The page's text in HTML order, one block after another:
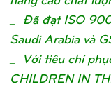
_ Đã đạt ISO
Saudi Arabia và
_ Với tiêu chí
CHILDREN IN